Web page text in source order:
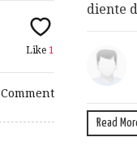
Like 1
Comment
diente
Read